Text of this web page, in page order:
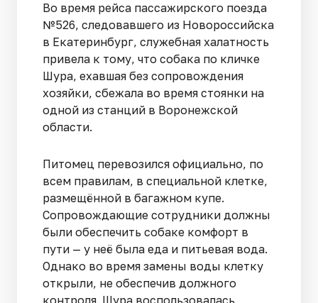
Во время рейса пассажирского поезда
№526, следовавшего из Новороссийска
в Екатеринбург, служебная халатность
привела к тому, что собака по кличке
Шура, ехавшая без сопровождения
хозяйки, сбежала во время стоянки на
одной из станций в Воронежской
области.
Питомец перевозился официально, по
всем правилам, в специальной клетке,
размещённой в багажном купе.
Сопровождающие сотрудники должны
были обеспечить собаке комфорт в
пути — у неё была еда и питьевая вода.
Однако во время замены воды клетку
открыли, не обеспечив должного